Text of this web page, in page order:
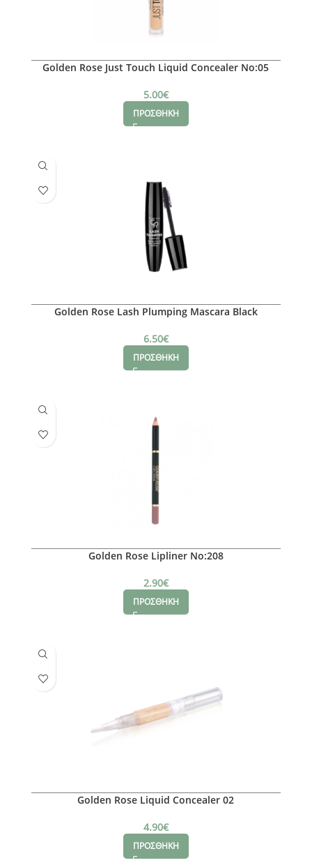
Golden Rose Just Touch Liquid Concealer No:05
5.00€
ΠΡΟΣΘΗΚΗ
Golden Rose Lash Plumping Mascara Black
6.50€
ΠΡΟΣΘΗΚΗ
Golden Rose Lipliner No:208
2.90€
ΠΡΟΣΘΗΚΗ
Golden Rose Liquid Concealer 02
4.90€
ΠΡΟΣΘΗΚΗ